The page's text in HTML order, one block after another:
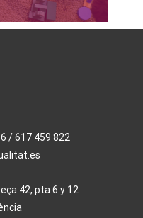
/ 617 459 822
42, pta 6 y 12